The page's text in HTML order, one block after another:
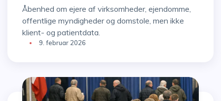
Åbenhed om ejere af virksomheder, ejendomme,
offentlige myndigheder og domstole, men ikke
klient- og patientdata.
9. februar 2026